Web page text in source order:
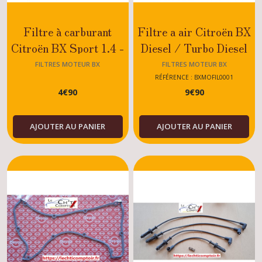
Filtre à carburant
Citroën BX Sport 1.4 -
1.6 - 1.9
FILTRES MOTEUR BX
4€90
AJOUTER AU PANIER
Filtre a air Citroën BX
Diesel / Turbo Diesel
FILTRES MOTEUR BX
RÉFÉRENCE : BXMOFIL0001
9€90
AJOUTER AU PANIER